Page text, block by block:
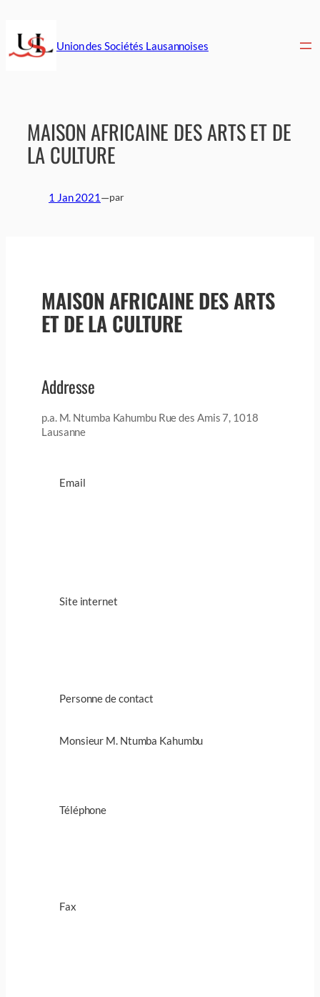
contenu
Union des Sociétés Lausannoises
MAISON AFRICAINE DES ARTS ET DE
LA CULTURE
1 Jan 2021 —par
MAISON AFRICAINE DES ARTS
ET DE LA CULTURE
Addresse
p.a. M. Ntumba Kahumbu Rue des Amis 7, 1018
Lausanne
Email
Site internet
Personne de contact
Monsieur M. Ntumba Kahumbu
Téléphone
Fax